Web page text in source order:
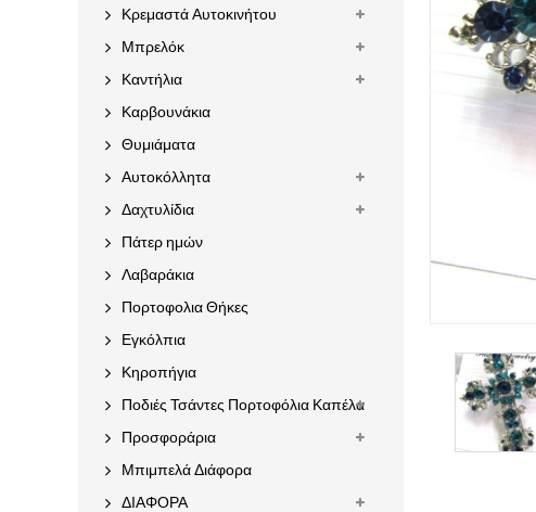
Κρεμαστά Αυτοκινήτου
Μπρελόκ
Καντήλια
Καρβουνάκια
Θυμιάματα
Αυτοκόλλητα
Δαχτυλίδια
Πάτερ ημών
Λαβαράκια
Πορτοφολια Θήκες
Εγκόλπια
Κηροπήγια
Ποδιές Τσάντες Πορτοφόλια Καπέλα
Προσφοράρια
Μπιμπελά Διάφορα
ΔΙΑΦΟΡΑ